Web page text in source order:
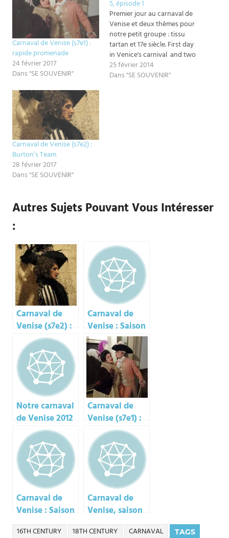
Carnaval de Venise (s7e1) :
rapide promenade
24 février 2017
Dans "SE SOUVENIR"
5, épisode 1
Premier jour au carnaval de
Venise et deux thèmes pour
notre petit groupe : tissu
tartan et 17e siècle. First day
in Venice's carnival and two
dress-codes for our small
group : Tartan fabric and
25 février 2014
Dans "SE SOUVENIR"
Carnaval de Venise (s7e2) :
Burton’s Team
28 février 2017
Dans "SE SOUVENIR"
Autres Sujets Pouvant Vous Intéresser
:
Carnaval de
Venise (s7e2) :
Burton’s Team
Carnaval de
Venise : Saison
5, épisode 3
Notre carnaval
de Venise 2012
Carnaval de
Venise (s7e1) :
rapide
promenade
Carnaval de
Venise : Saison
5, Episode 4
Carnaval de
Venise, saison
5 épisode 2
TAGS
16TH CENTURY 18TH CENTURY
CARNAVAL